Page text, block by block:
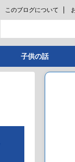
このブログについて
子供の話